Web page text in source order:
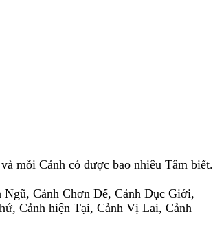
mỗi Cảnh có được bao nhiêu Tâm biết.
Cảnh Chơn Ðế, Cảnh Dục Giới,
Cảnh hiện Tại, Cảnh Vị Lai, Cảnh